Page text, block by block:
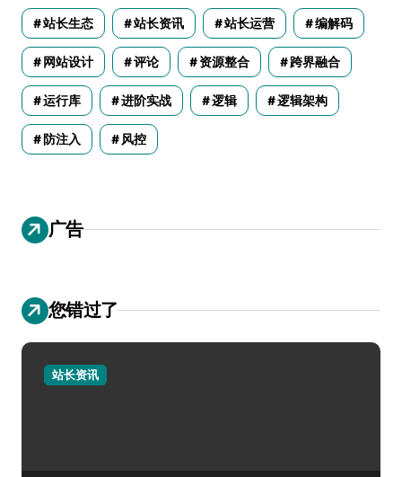
站长生态 站长资讯 站长运营 编解码
网站设计 评论 资源整合 跨界融合
运行库 进阶实战 逻辑 逻辑架构
防注入 风控
广告
您错过了
站长资讯